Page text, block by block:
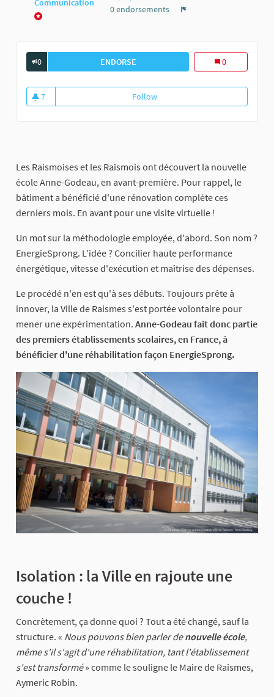
Communication
0 endorsements
0 ENDORSE ANNE-GODEAU : UN CAS
0
7
7 followers
FollowAnne-Godeau : un cas d'école
Les Raismoises et les Raismois ont découvert la nouvelle
école Anne-Godeau, en avant-première. Pour rappel, le
bâtiment a bénéficié d'une rénovation complète ces
derniers mois. En avant pour une visite virtuelle !
Un mot sur la méthodologie employée, d'abord. Son nom ?
EnergieSprong. L'idée ? Concilier haute performance
énergétique, vitesse d'exécution et maîtrise des dépenses.
Le procédé n'en est qu'à ses débuts. Toujours prête à
innover, la Ville de Raismes s'est portée volontaire pour
mener une expérimentation. Anne-Godeau fait donc partie
des premiers établissements scolaires, en France, à
bénéficier d'une réhabilitation façon EnergieSprong.
Isolation : la Ville en rajoute une
couche !
Concrètement, ça donne quoi ? Tout a été changé, sauf la
structure. « Nous pouvons bien parler denouvelle école,
même s'il s'agit d'une réhabilitation, tant l'établissement
s'est transformé» comme le souligne le Maire de Raismes,
Aymeric Robin.